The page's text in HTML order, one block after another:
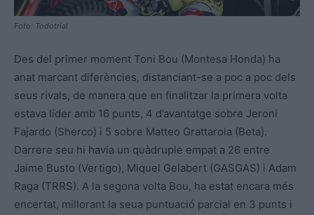
Foto: Todotrial
Des del primer moment Toni Bou (Montesa Honda) ha
anat marcant diferències, distanciant-se a poc a poc dels
seus rivals, de manera que en finalitzar la primera volta
estava líder amb 16 punts, 4 d’avantatge sobre Jeroni
Fajardo (Sherco) i 5 sobre Matteo Grattarola (Beta).
Darrere seu hi havia un quàdruple empat a 26 entre
Jaime Busto (Vertigo), Miquel Gelabert (GASGAS) i Adam
Raga (TRRS). A la segona volta Bou, ha estat encara més
encertat, millorant la seua puntuació parcial en 3 punts i